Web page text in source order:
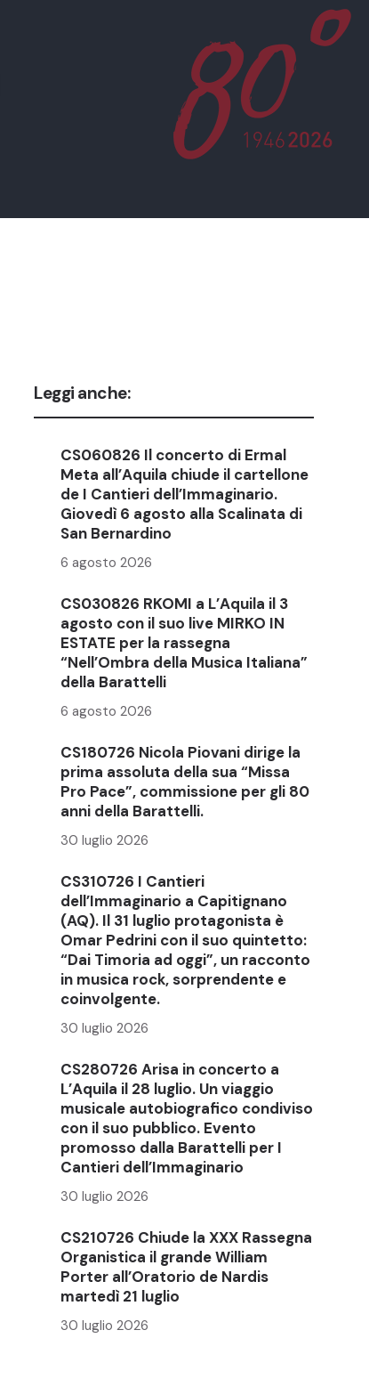
Leggi anche:
CS060826 Il concerto di Ermal
Meta all’Aquila chiude il cartellone
de I Cantieri dell’Immaginario.
Giovedì 6 agosto alla Scalinata di
San Bernardino
6 agosto 2026
CS030826 RKOMI a L’Aquila il 3
agosto con il suo live MIRKO IN
ESTATE per la rassegna
“Nell’Ombra della Musica Italiana”
della Barattelli
6 agosto 2026
CS180726 Nicola Piovani dirige la
prima assoluta della sua “Missa
Pro Pace”, commissione per gli 80
anni della Barattelli.
30 luglio 2026
CS310726 I Cantieri
dell’Immaginario a Capitignano
(AQ). Il 31 luglio protagonista è
Omar Pedrini con il suo quintetto:
“Dai Timoria ad oggi”, un racconto
in musica rock, sorprendente e
coinvolgente.
30 luglio 2026
CS280726 Arisa in concerto a
L’Aquila il 28 luglio. Un viaggio
musicale autobiografico condiviso
con il suo pubblico. Evento
promosso dalla Barattelli per I
Cantieri dell’Immaginario
30 luglio 2026
CS210726 Chiude la XXX Rassegna
Organistica il grande William
Porter all’Oratorio de Nardis
martedì 21 luglio
30 luglio 2026